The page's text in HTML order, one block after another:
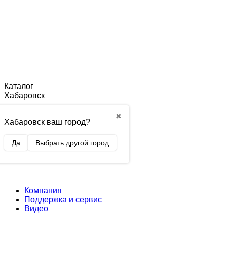
Каталог
Хабаровск
✖
Хабаровск ваш город?
Да Выбрать другой город
Компания
Поддержка и сервис
Видео